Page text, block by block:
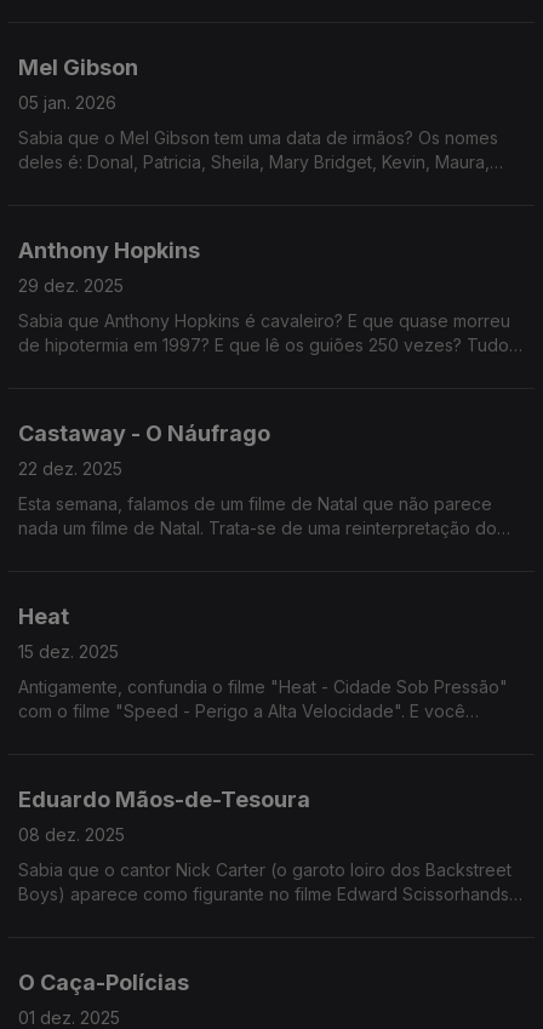
Mel Gibson
05 jan. 2026
Sabia que o Mel Gibson tem uma data de irmãos? Os nomes
deles é: Donal, Patricia, Sheila, Mary Bridget, Kevin, Maura,
Anthony Hopkins
29 dez. 2025
Sabia que Anthony Hopkins é cavaleiro? E que quase morreu
de hipotermia em 1997? E que lê os guiões 250 vezes? Tudo
Castaway - O Náufrago
22 dez. 2025
Esta semana, falamos de um filme de Natal que não parece
nada um filme de Natal. Trata-se de uma reinterpretação do
Heat
15 dez. 2025
Antigamente, confundia o filme "Heat - Cidade Sob Pressão"
com o filme "Speed - Perigo a Alta Velocidade". E você
Eduardo Mãos-de-Tesoura
08 dez. 2025
Sabia que o cantor Nick Carter (o garoto loiro dos Backstreet
Boys) aparece como figurante no filme Edward Scissorhands?
O Caça-Polícias
01 dez. 2025